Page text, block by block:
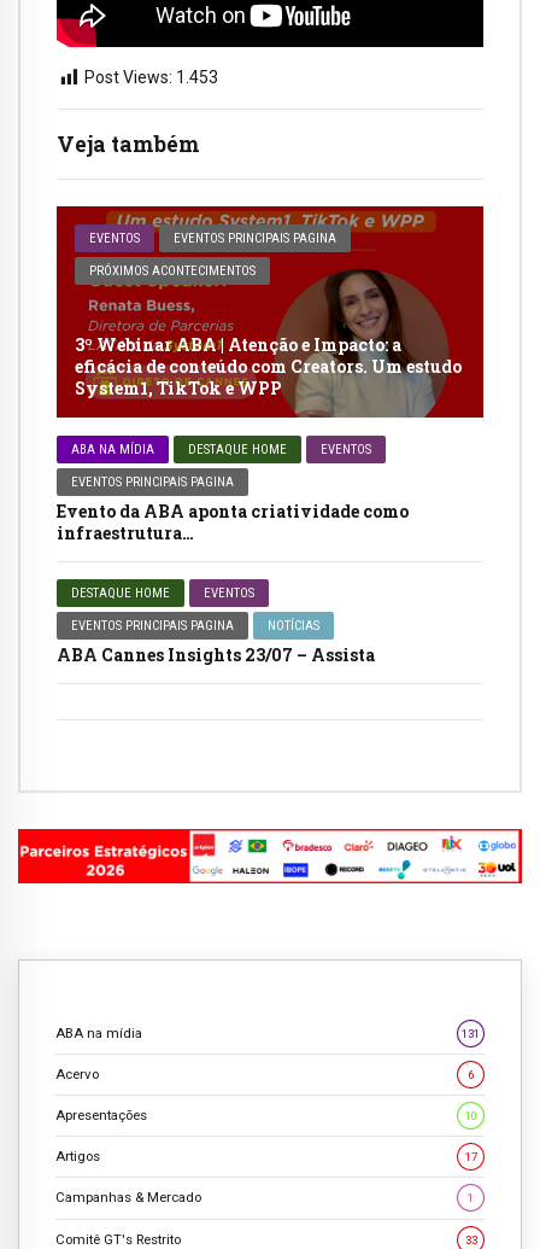
Veja também
EVENTOS EVENTOS PRINCIPAIS PAGINA
PRÓXIMOS ACONTECIMENTOS
3º Webinar ABA | Atenção e Impacto: a
eficácia de conteúdo com Creators. Um estudo
System1, TikTok e WPP
ABA NA MÍDIA DESTAQUE HOME EVENTOS
EVENTOS PRINCIPAIS PAGINA
Evento da ABA aponta criatividade como
infraestrutura…
DESTAQUE HOME EVENTOS
EVENTOS PRINCIPAIS PAGINA NOTÍCIAS
ABA Cannes Insights 23/07 – Assista
Post Views: 1.453
ABA na mídia 131
Acervo 6
Apresentações 10
Artigos 17
Campanhas & Mercado 1
Comitê GT's Restrito 33